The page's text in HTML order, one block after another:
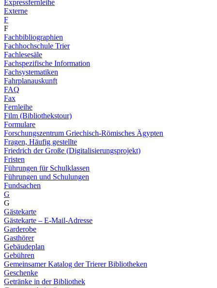
Expressfernleihe
Externe
F
F
Fachbibliographien
Fachhochschule Trier
Fachlesesäle
Fachspezifische Information
Fachsystematiken
Fahrplanauskunft
FAQ
Fax
Fernleihe
Film (Bibliothekstour)
Formulare
Forschungszentrum Griechisch-Römisches Ägypten
Fragen, Häufig gestellte
Friedrich der Große (Digitalisierungsprojekt)
Fristen
Führungen für Schulklassen
Führungen und Schulungen
Fundsachen
G
G
Gästekarte
Gästekarte – E-Mail-Adresse
Garderobe
Gasthörer
Gebäudeplan
Gebühren
Gemeinsamer Katalog der Trierer Bibliotheken
Geschenke
Getränke in der Bibliothek